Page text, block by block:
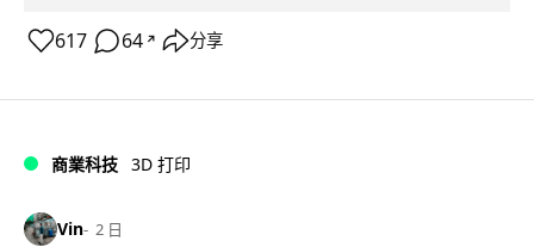
617 64 ↗ 分享
商業科技 3D 打印
Vin 2 日